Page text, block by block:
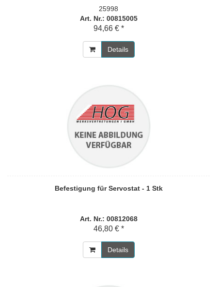
25998
Art. Nr.: 00815005
94,66 € *
Details
Befestigung für Servostat - 1 Stk
Art. Nr.: 00812068
46,80 € *
Details